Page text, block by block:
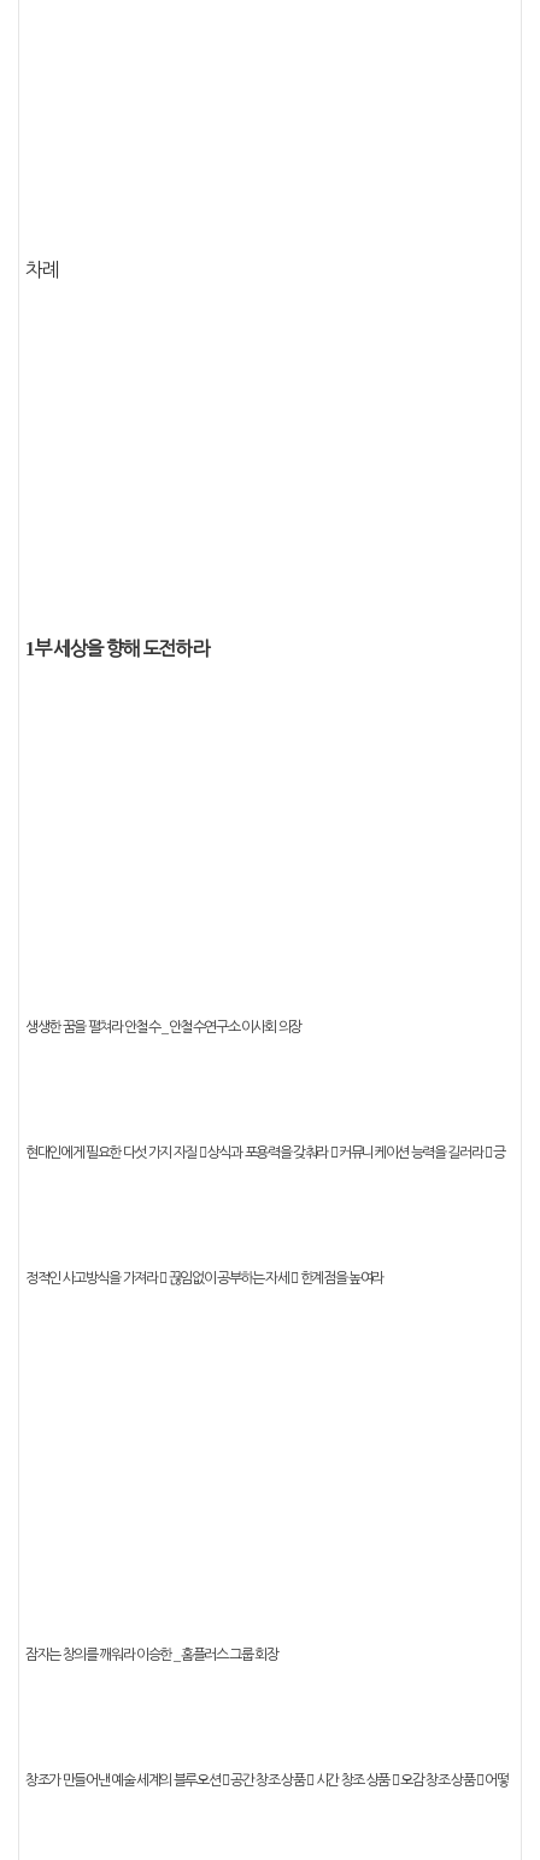
차례
1부 세상을 향해 도전하라
생생한 꿈을 펼쳐라안철수 안철수연구소 이사회 의장
현대인에게 필요한 다섯 가지 자질 󰠐상식과 포용력을 갖춰라 커뮤니케이션 능력을 길러라 󰠐긍
정적인 사고방식을 가져라 끊임없이 공부하는 자세 한계점을 높여라
잠자는 창의를 깨워라이승한 _홈플러스 그룹 회장
창조가 만들어낸 예술 세계의 블루오션 󰠐공간 창조 상품 시간 창조 상품 󰠐오감 창조 상품 어떻